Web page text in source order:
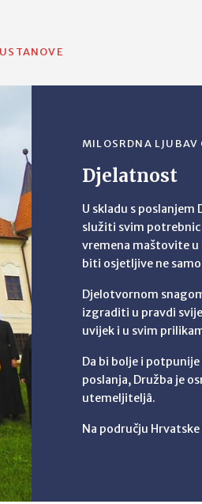
USTANOVE
MILOSRDNA LJUBAV
Djelatnost
U skladu s
služiti svim
vremena maštovite
biti osjetljive ne
Djelotvornom
izgraditi u pravdi
uvijek i u svim
Da bi bolje i
poslanja, Družba je
utemeljiteljâ.
Na području